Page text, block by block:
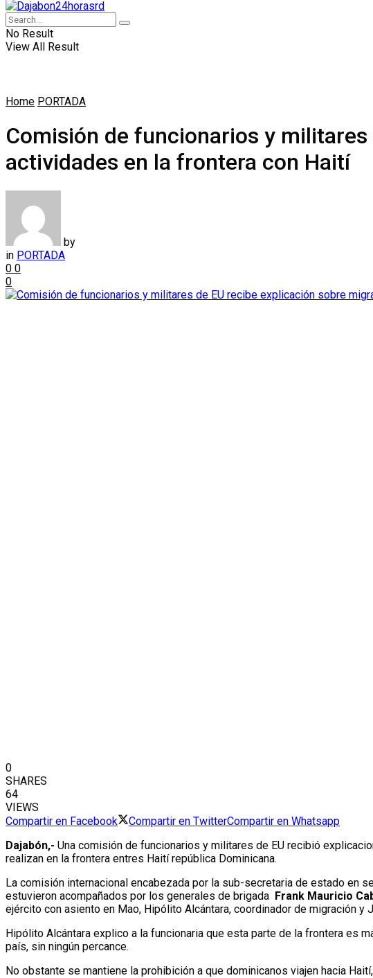
No Result
View All Result
Home PORTADA
Comisión de funcionarios y
actividades en la frontera con Haití
by
in PORTADA
0 0
0
0
SHARES
64
VIEWS
Compartir en Facebook
Compartir en TwitterCompartir en Whatsapp
Dajabón,- Una comisión de funcionarios y militares de EU recibió
realizan en la frontera entres Haití república Dominicana.
La comisión internacional encabezada por la sub-secretaria de estado en
estuvieron acompañados por los generales de brigada Frank Mauricio
ejército con asiento en Mao, Hipólito Alcántara, coordinador de migración y
Hipólito Alcántara explico a la funcionaria que esta parte de la frontera es
país, sin ningún percance.
No obstante se mantiene la prohibición a que dominicanos viajen hacia